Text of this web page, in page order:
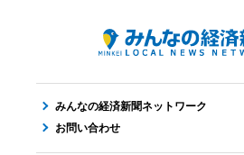
みんなの経済新聞ネットワーク
お問い合わせ